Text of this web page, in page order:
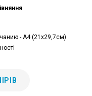
- А4 (21x29,7см)